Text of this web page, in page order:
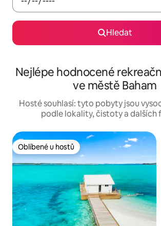
Hledat
Nejlépe hodnocené
ve městě Baham
Hosté souhlasí: tyto pobyty jsou
podle lokality, čistoty a dalších
Oblíbené u hostů
Oblíbené u hostů